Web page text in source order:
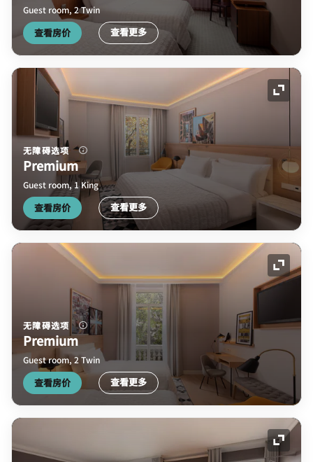
Guest room, 2 Twin
查看房价 查看更多
展开
无障碍选项
Premium
Guest room, 1 King
查看房价 查看更多
展开
无障碍选项
Premium
Guest room, 2 Twin
查看房价 查看更多
展开